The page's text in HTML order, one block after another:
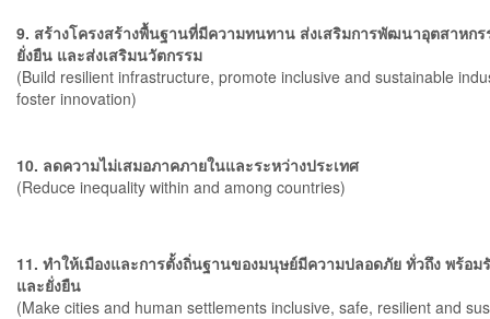
9. สร้างโครงสร้างพื้นฐานที่มีความทนทาน ส่งเสริมการพัฒนาอุตสาหก
ยั่งยืน และส่งเสริมนวัตกรรม
(Build resilient infrastructure, promote inclusive and sustainable
foster innovation)
10. ลดความไม่เสมอภาคภายในและระหว่างประเทศ
(Reduce inequality within and among countries)
11. ทำให้เมืองและการตั้งถิ่นฐานของมนุษย์มีความปลอดภัย ทั่วถึง พร้อม
และยั่งยืน
(Make cities and human settlements inclusive, safe, resilient and